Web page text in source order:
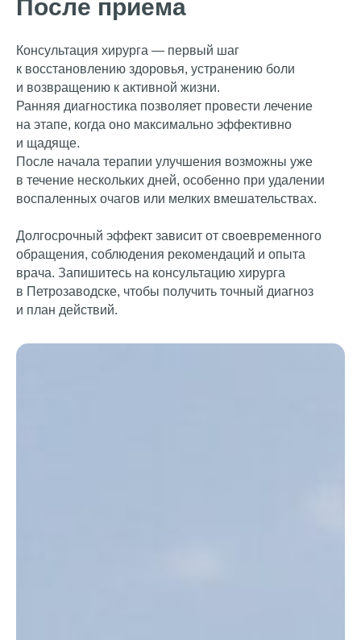
После приема
Консультация хирурга — первый шаг
к восстановлению здоровья, устранению боли
и возвращению к активной жизни.
Ранняя диагностика позволяет провести лечение
на этапе, когда оно максимально эффективно
и щадяще.
После начала терапии улучшения возможны уже
в течение нескольких дней, особенно при удалении
воспаленных очагов или мелких вмешательствах.
Долгосрочный эффект зависит от своевременного
обращения, соблюдения рекомендаций и опыта
врача. Запишитесь на консультацию хирурга
в Петрозаводске, чтобы получить точный диагноз
и план действий.